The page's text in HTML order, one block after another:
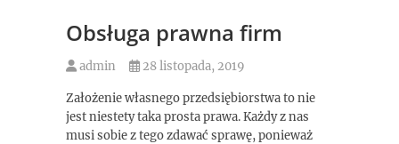
Obsługa prawna firm
admin 28 listopada, 2019
Założenie własnego przedsiębiorstwa to nie
jest niestety taka prosta prawa. Każdy z nas
musi sobie z tego zdawać sprawę, ponieważ